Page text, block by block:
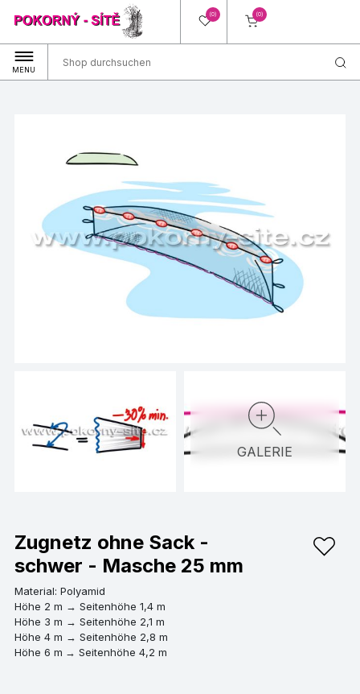
(0) (0)
MENU
GALERIE
Zugnetz ohne Sack -
schwer - Masche 25 mm
Material: Polyamid
Höhe 2 m → Seitenhöhe 1,4 m
Höhe 3 m → Seitenhöhe 2,1 m
Höhe 4 m → Seitenhöhe 2,8 m
Höhe 6 m → Seitenhöhe 4,2 m